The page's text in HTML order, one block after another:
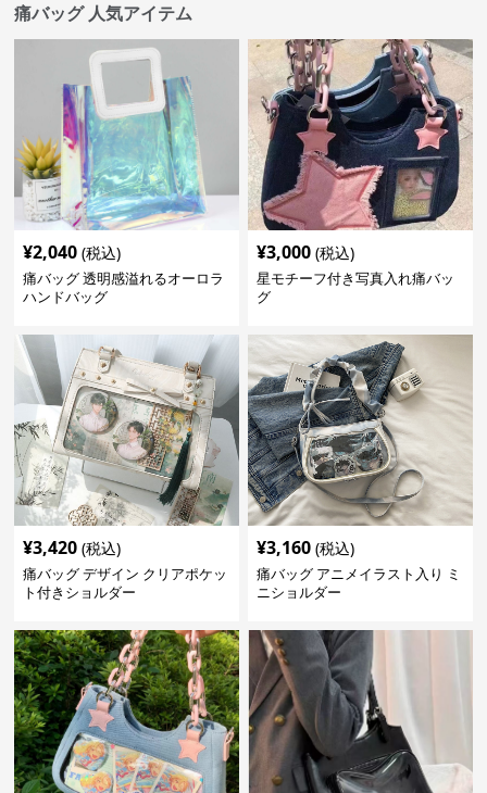
痛バッグ 人気アイテム
¥2,040 (税込)
痛バッグ 透明感溢れるオーロラ
ハンドバッグ
¥3,000 (税込)
星モチーフ付き写真入れ痛バッ
グ
¥3,420 (税込)
痛バッグ デザイン クリアポケッ
ト付きショルダー
¥3,160 (税込)
痛バッグ アニメイラスト入り ミ
ニショルダー